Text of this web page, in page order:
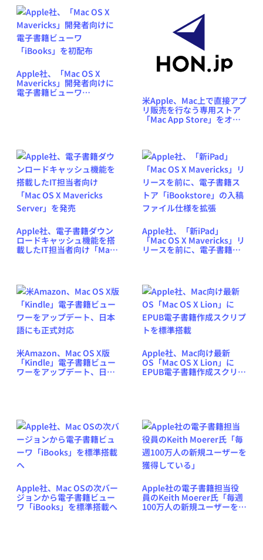
Apple社、「Mac OS X
Mavericks」開発者向けに
電子書籍ビューワ
米Apple、Mac上で直接アプ
リ販売を行なう専用ストア
「Mac App Store」をオー
Apple社、電子書籍ダウン
ロードキャッシュ機能を搭
載したIT担当者向け「Mac
Apple社、「新iPad」
「Mac OS X Mavericks」リ
リースを前に、電子書籍ス
米Amazon、Mac OS X版
「Kindle」電子書籍ビュー
ワーをアップデート、日本
Apple社、Mac向け最新
OS「Mac OS X Lion」に
EPUB電子書籍作成スクリプ
Apple社、Mac OSの次バー
ジョンから電子書籍ビュー
ワ「iBooks」を標準搭載へ
Apple社の電子書籍担当役
員のKeith Moerer氏「毎週
100万人の新規ユーザーを獲